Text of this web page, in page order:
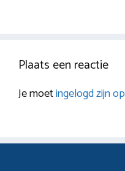
Plaats een reactie
Je moetingelogd zijn op